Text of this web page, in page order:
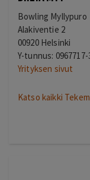
Bowling Myllypuro
Alakiventie 2
00920 Helsinki
Y-tunnus: 0967717-
Yrityksen sivut
Katso kaikki